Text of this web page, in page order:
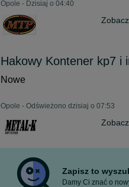
Opole - Dzisiaj o 04:40
Hakowy Kontener kp7 i
Nowe
Opole - Odświeżono dzisiaj o 07:53
Zapisz to
Damy Ci znać o